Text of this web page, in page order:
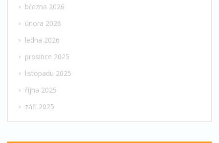
března 2026
února 2026
ledna 2026
prosince 2025
listopadu 2025
října 2025
září 2025